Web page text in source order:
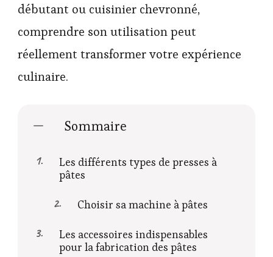
débutant ou cuisinier chevronné,
comprendre son utilisation peut
réellement transformer votre expérience
culinaire.
Sommaire
Les différents types de presses à
pâtes
Choisir sa machine à pâtes
Les accessoires indispensables
pour la fabrication des pâtes